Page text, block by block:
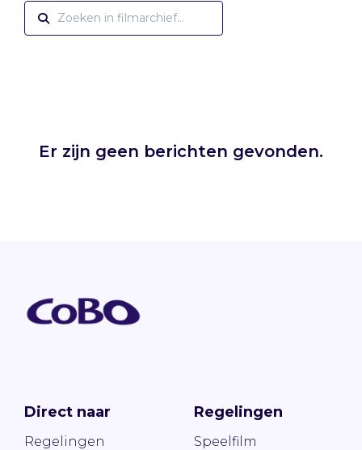
Er zijn geen berichten gevonden.
Direct naar
Regelingen
Regelingen
Speelfilm